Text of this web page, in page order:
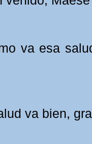
va esa
va bien,